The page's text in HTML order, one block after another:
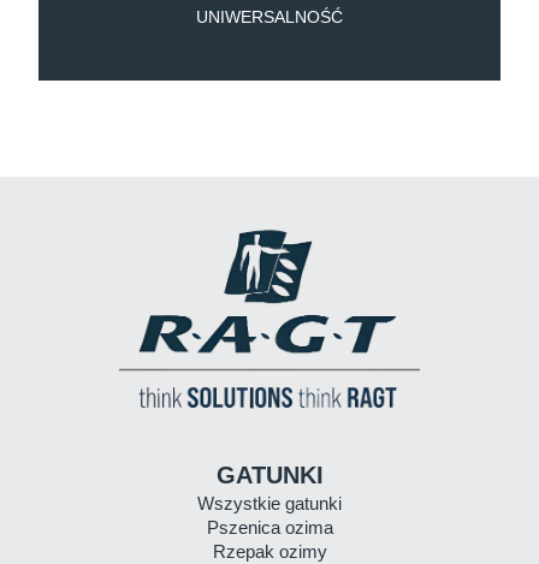
UNIWERSALNOŚĆ
GATUNKI
Wszystkie gatunki
Pszenica ozima
Rzepak ozimy